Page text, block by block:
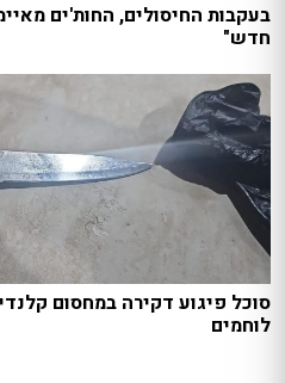
בעקבות החיסולים, החות'ים
חדש"
סוכל פיגוע דקירה במחסום
לוחמים